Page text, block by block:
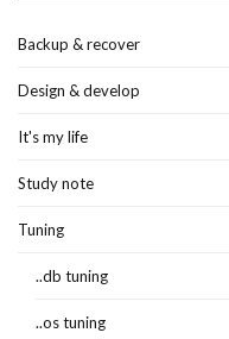
Backup & recover
Design & develop
It's my life
Study note
Tuning
..db tuning
..os tuning